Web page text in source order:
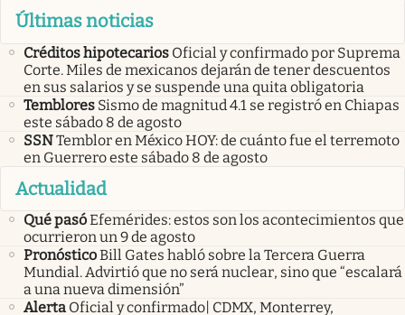
Últimas noticias
Créditos hipotecarios Oficial y confirmado por Suprema
Corte. Miles de mexicanos dejarán de tener descuentos
en sus salarios y se suspende una quita obligatoria
Temblores Sismo de magnitud 4.1 se registró en Chiapas
este sábado 8 de agosto
SSNTemblor en México HOY: de cuánto fue el terremoto
en Guerrero este sábado 8 de agosto
Actualidad
Qué pasóEfemérides: estos son los acontecimientos que
ocurrieron un 9 de agosto
PronósticoBill Gates habló sobre la Tercera Guerra
Mundial. Advirtió que no será nuclear, sino que “escalará
a una nueva dimensión”
Alerta Oficial y confirmado| CDMX, Monterrey,